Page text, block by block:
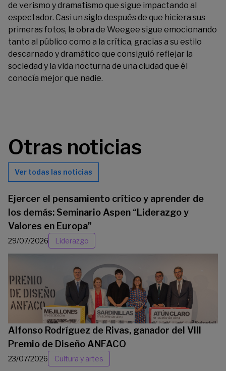
de verismo y dramatismo que sigue impactando al
espectador. Casi un siglo después de que hiciera sus
primeras fotos, la obra de Weegee sigue emocionando
tanto al público como a la crítica, gracias a su estilo
descarnado y dramático que consiguió reflejar la
sociedad y la vida nocturna de una ciudad que él
conocía mejor que nadie.
Otras noticias
Ver todas las noticias
Ejercer el pensamiento crítico y aprender de
los demás: Seminario Aspen “Liderazgo y
Valores en Europa”
29/07/2026 Liderazgo
Alfonso Rodríguez de Rivas, ganador del VIII
Premio de Diseño ANFACO
23/07/2026 Cultura y artes